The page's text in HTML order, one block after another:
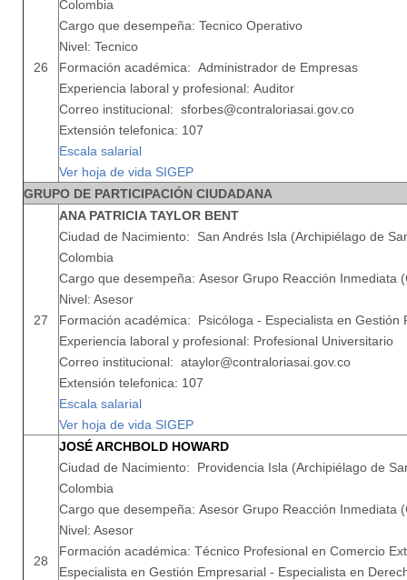
26
Colombia
Cargo que desempeña: Tecnico Operativo
Nivel: Tecnico
Formación académica: Administrador de Empresas
Experiencia laboral y profesional: Auditor
Correo institucional: sforbes@contraloriasai.gov.co
Extensión telefonica: 107
Escala salarial
Ver hoja de vida SIGEP
GRUPO DE PARTICIPACIÓN CIUDADANA
27
ANA PATRICIA TAYLOR BENT
Ciudad de Nacimiento: San Andrés Isla (Archipiélago de
Colombia
Cargo que desempeña: Asesor Grupo Reacción Inmediata
Nivel: Asesor
Formación académica: Psicóloga - Especialista en Gestión
Experiencia laboral y profesional: Profesional Universitario
Correo institucional: ataylor@contraloriasai.gov.co
Extensión telefonica: 107
Escala salarial
Ver hoja de vida SIGEP
28
JOSÉ ARCHBOLD HOWARD
Ciudad de Nacimiento: Providencia Isla (Archipiélago de
Colombia
Cargo que desempeña: Asesor Grupo Reacción Inmediata
Nivel: Asesor
Formación académica: Técnico Profesional en Comercio
Especialista en Gestión Empresarial - Especialista en